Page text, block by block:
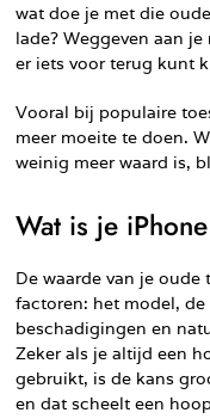
wat doe je met die
lade? Weggeven aan
er iets voor terug kunt
Vooral bij populaire
meer moeite te doen.
weinig meer waard is,
Wat is je
De waarde van je
factoren: het model,
beschadigingen en
Zeker als je altijd een
gebruikt, is de kans
en dat scheelt een